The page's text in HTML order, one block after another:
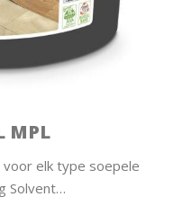
MPL
voor elk type soepele
Solvent…